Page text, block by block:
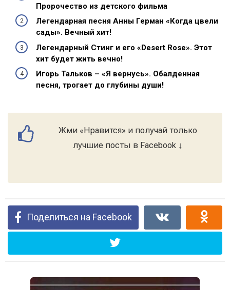
Пророчество из детского фильма
Легендарная песня Анны Герман «Когда цвели
сады». Вечный хит!
Легендарный Стинг и его «Desert Rose». Этот
хит будет жить вечно!
Игорь Тальков – «Я вернусь». Обалденная
песня, трогает до глубины души!
Жми «Нравится» и получай только
лучшие посты в Facebook ↓
Поделиться на Facebook